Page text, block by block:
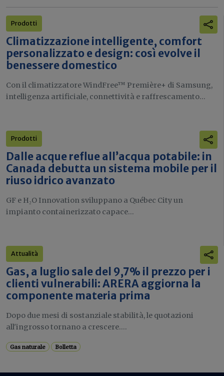
Prodotti
Climatizzazione intelligente, comfort
personalizzato e design: così evolve il
benessere domestico
Con il climatizzatore WindFree™ Première+ di Samsung,
intelligenza artificiale, connettività e raffrescamento...
Prodotti
Dalle acque reflue all’acqua potabile: in
Canada debutta un sistema mobile per il
riuso idrico avanzato
GF e H₂O Innovation sviluppano a Québec City un
impianto containerizzato capace...
Attualità
Gas, a luglio sale del 9,7% il prezzo per i
clienti vulnerabili: ARERA aggiorna la
componente materia prima
Dopo due mesi di sostanziale stabilità, le quotazioni
all'ingrosso tornano a crescere....
Gas naturale Bolletta